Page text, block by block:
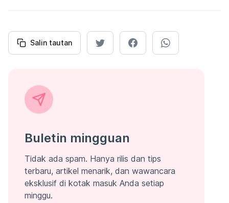
Salin tautan
Buletin mingguan
Tidak ada spam. Hanya rilis dan tips
terbaru, artikel menarik, dan wawancara
eksklusif di kotak masuk Anda setiap
minggu.